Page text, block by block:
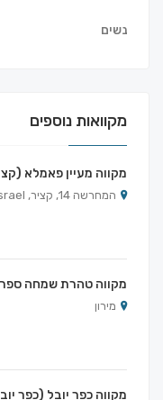
נשים
מקוואות נוספים
מקווה מעיין פאמלא
המחרשה 14, קציר, Israel
מקווה טהרת שמחה
מירון
מקווה כפר יובל (כפר